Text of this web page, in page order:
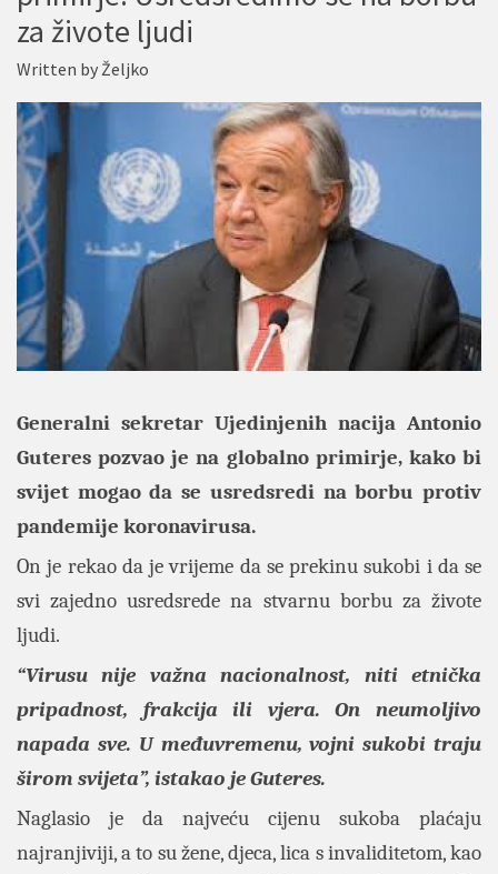
za živote ljudi
Written byŽeljko
Generalni sekretar Ujedinjenih nacija Antonio
Guteres pozvao je na globalno primirje, kako bi
svijet mogao da se usredsredi na borbu protiv
pandemije koronavirusa.
On je rekao da je vrijeme da se prekinu sukobi i da se
svi zajedno usredsrede na stvarnu borbu za živote
ljudi.
“Virusu nije važna nacionalnost, niti etnička
pripadnost, frakcija ili vjera. On neumoljivo
napada sve. U međuvremenu, vojni sukobi traju
širom svijeta”, istakao je Guteres.
Naglasio je da najveću cijenu sukoba plaćaju
najranjiviji, a to su žene, djeca, lica s invaliditetom, kao